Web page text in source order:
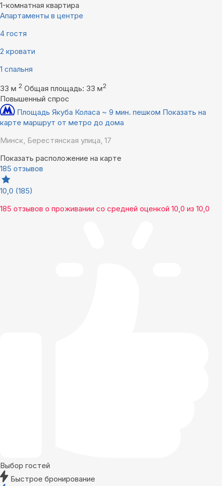
1-комнатная квартира
Апартаменты в центре
4 гостя
2 кровати
1 спальня
33 м 2 Общая площадь: 33 м2
Повышенный спрос
Площадь Якуба Коласа ~ 9 мин. пешком Показать на
карте маршрут от метро до дома
Минск, Берестянская улица, 17
Показать расположение на карте
185 отзывов
10,0 (185)
185 отзывов о проживании со средней оценкой 10,0 из 10,0
Выбор гостей
Быстрое бронирование